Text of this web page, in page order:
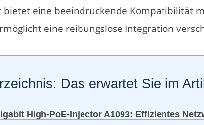
bietet eine beeindruckende Kompatibilität
eine reibungslose Integration
Das erwartet Sie im
High-PoE-Injector A1093: Effizientes